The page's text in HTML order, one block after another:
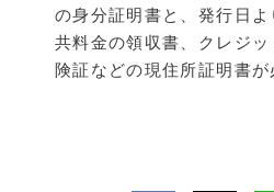
の身分証明書と、発行日
共料金の領収書、クレジ
険証などの現住所証明書が